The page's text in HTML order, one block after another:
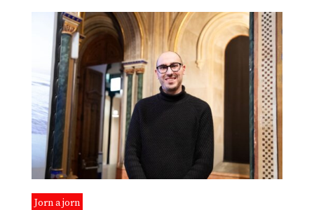
Jorn a jorn